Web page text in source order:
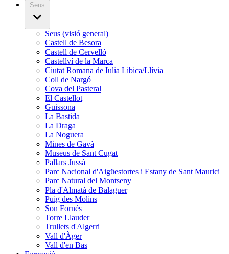
Seus
Seus (visió general)
Castell de Besora
Castell de Cervelló
Castellví de la Marca
Ciutat Romana de Iulia Libica/Llívia
Coll de Nargó
Cova del Pasteral
El Castellot
Guissona
La Bastida
La Draga
La Noguera
Mines de Gavà
Museus de Sant Cugat
Pallars Jussà
Parc Nacional d'Aigüestortes i Estany de Sant Maurici
Parc Natural del Montseny
Pla d'Almatà de Balaguer
Puig des Molins
Son Fornés
Torre Llauder
Trullets d'Algerri
Vall d'Àger
Vall d'en Bas